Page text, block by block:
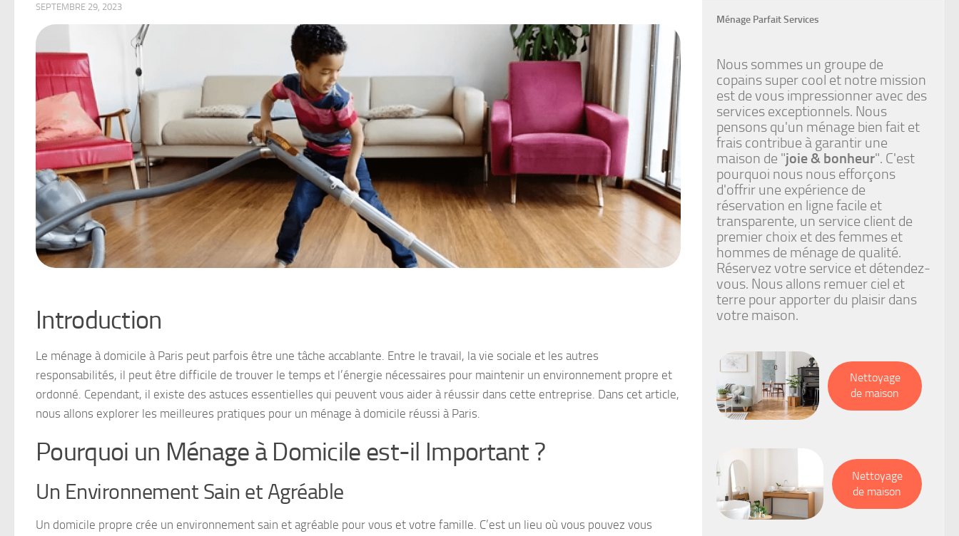
SEPTEMBRE 29, 2023
Introduction
Le ménage à domicile à Paris peut parfois être une tâche accablante. Entre le travail, la vie sociale et les autres
responsabilités, il peut être difficile de trouver le temps et l’énergie nécessaires pour maintenir un environnement propre et
ordonné. Cependant, il existe des astuces essentielles qui peuvent vous aider à réussir dans cette entreprise. Dans cet article,
nous allons explorer les meilleures pratiques pour un ménage à domicile réussi à Paris.
Pourquoi un Ménage à Domicile est-il Important ?
Un Environnement Sain et Agréable
Un domicile propre crée un environnement sain et agréable pour vous et votre famille. C’est un lieu où vous pouvez vous
Ménage Parfait Services
Nous sommes un groupe de
copains super cool et notre mission
est de vous impressionner avec des
services exceptionnels. Nous
pensons qu'un ménage bien fait et
frais contribue à garantir une
maison de "joie & bonheur". C'est
pourquoi nous nous efforçons
d'offrir une expérience de
réservation en ligne facile et
transparente, un service client de
premier choix et des femmes et
hommes de ménage de qualité.
Réservez votre service et détendez-
vous. Nous allons remuer ciel et
terre pour apporter du plaisir dans
votre maison.
Nettoyage
de maison
Nettoyage
de maison